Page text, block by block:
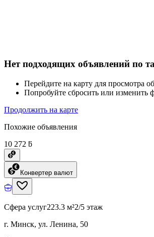
Нет подходящих объявлений по
Перейдите на карту для просмотра
Попробуйте сбросить или изменить
Продолжить на карте
Похожие объявления
10 272 ƃ
Конвертер валют
Сфера услуг223.3 м²2/5 этаж
г. Минск, ул. Ленина, 50